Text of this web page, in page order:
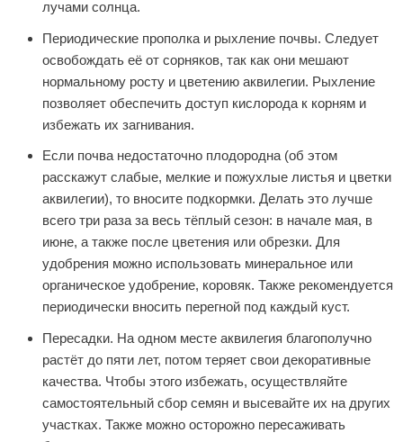
лучами солнца.
Периодические прополка и рыхление почвы. Следует
освобождать её от сорняков, так как они мешают
нормальному росту и цветению аквилегии. Рыхление
позволяет обеспечить доступ кислорода к корням и
избежать их загнивания.
Если почва недостаточно плодородна (об этом
расскажут слабые, мелкие и пожухлые листья и цветки
аквилегии), то вносите подкормки. Делать это лучше
всего три раза за весь тёплый сезон: в начале мая, в
июне, а также после цветения или обрезки. Для
удобрения можно использовать минеральное или
органическое удобрение, коровяк. Также рекомендуется
периодически вносить перегной под каждый куст.
Пересадки. На одном месте аквилегия благополучно
растёт до пяти лет, потом теряет свои декоративные
качества. Чтобы этого избежать, осуществляйте
самостоятельный сбор семян и высевайте их на других
участках. Также можно осторожно пересаживать